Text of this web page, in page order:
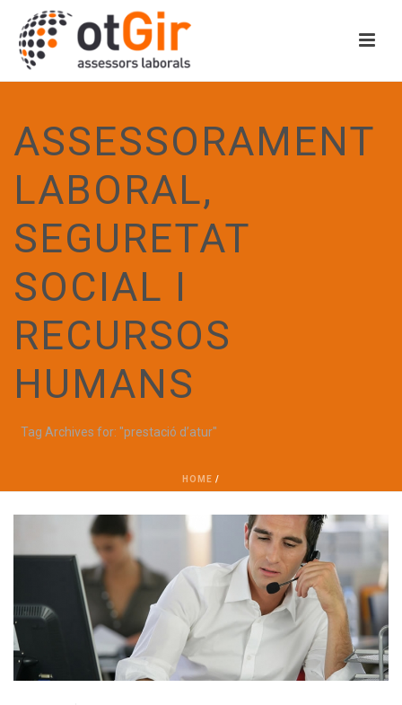
ASSESSORAMENT
LABORAL,
SEGURETAT
SOCIAL I
RECURSOS
HUMANS
Tag Archives for: "prestació d’atur"
HOME /